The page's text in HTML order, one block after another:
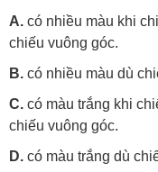
A. có nhiều màu khi
chiếu vuông góc.
B. có nhiều màu dù
C. có màu trắng khi
chiếu vuông góc.
D. có màu trắng dù